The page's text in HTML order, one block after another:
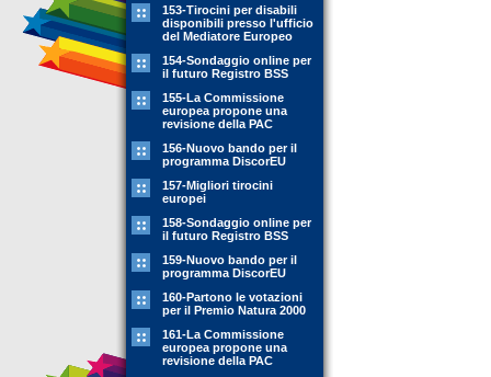
153-Tirocini per disabili
disponibili presso l'ufficio
del Mediatore Europeo
154-Sondaggio online per
il futuro Registro BSS
155-La Commissione
europea propone una
revisione della PAC
156-Nuovo bando per il
programma DiscorEU
157-Migliori tirocini
europei
158-Sondaggio online per
il futuro Registro BSS
159-Nuovo bando per il
programma DiscorEU
160-Partono le votazioni
per il Premio Natura 2000
161-La Commissione
europea propone una
revisione della PAC